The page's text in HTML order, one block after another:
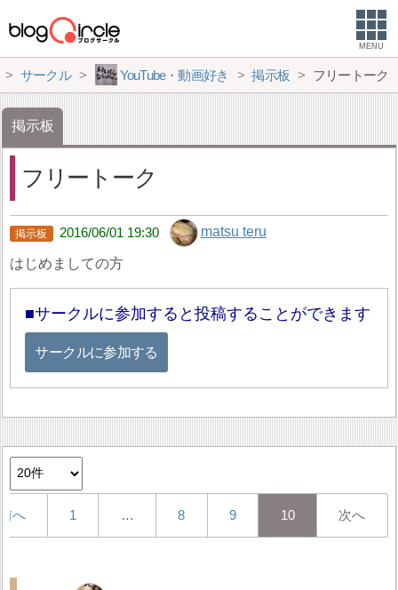
MENU
サークル YouTube・動画好き 掲示板 フリートーク
掲示板
フリートーク
2016/06/01 19:30 matsu teru
はじめましての方
サークルに参加すると投稿することができます
サークルに参加する
へ 1 … 8 9 10 次へ